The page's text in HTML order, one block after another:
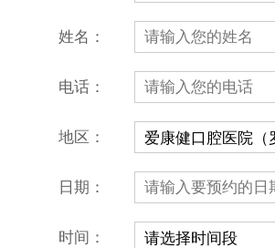
营业时间：9:00-18:00
（节假日照常上班）
微信线上预约：aikangjian1995
姓名：
电话：
地区：
日期：
时间：